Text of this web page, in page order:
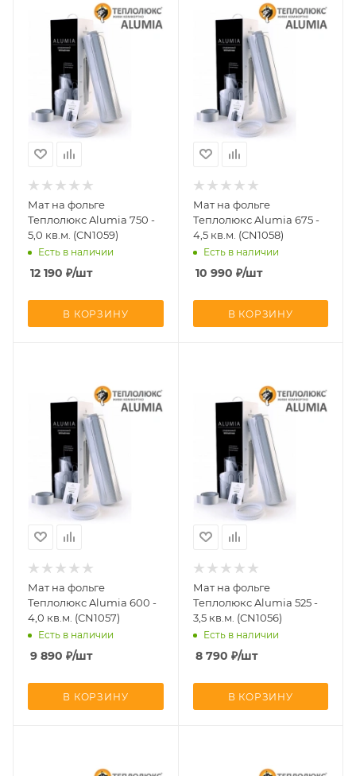
Мат на фольге
Теплолюкс Alumia 750 -
5,0 кв.м. (CN1059)
Есть в наличии
12 190 ₽/шт
В КОРЗИНУ
Мат на фольге
Теплолюкс Alumia 675 -
4,5 кв.м. (CN1058)
Есть в наличии
10 990 ₽/шт
В КОРЗИНУ
Мат на фольге
Теплолюкс Alumia 600 -
4,0 кв.м. (CN1057)
Есть в наличии
9 890 ₽/шт
В КОРЗИНУ
Мат на фольге
Теплолюкс Alumia 525 -
3,5 кв.м. (CN1056)
Есть в наличии
8 790 ₽/шт
В КОРЗИНУ